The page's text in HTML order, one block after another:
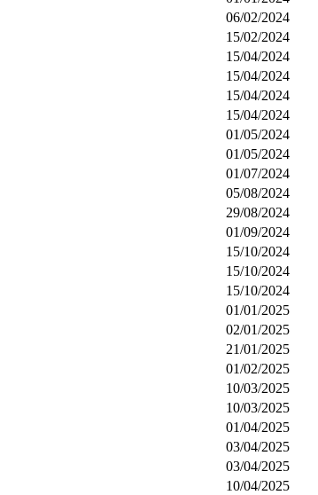
06/02/2024
15/02/2024
15/04/2024
15/04/2024
15/04/2024
15/04/2024
01/05/2024
01/05/2024
01/07/2024
05/08/2024
29/08/2024
01/09/2024
15/10/2024
15/10/2024
15/10/2024
01/01/2025
02/01/2025
21/01/2025
01/02/2025
10/03/2025
10/03/2025
01/04/2025
03/04/2025
03/04/2025
10/04/2025